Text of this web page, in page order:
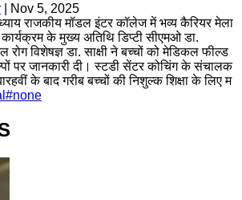
Nov 5, 2025
राजकीय मॉडल इंटर कॉलेज में भव्य कैरियर मेला
के मुख्य अतिथि डिप्टी सीएमओ डा.
रोग विशेषज्ञ डा. साक्षी ने बच्चों को मेडिकल फील्ड
पर जानकारी दी। स्टडी सेंटर कोचिंग के संचालक
के बाद गरीब बच्चों की निशुल्क शिक्षा के लिए म
#none